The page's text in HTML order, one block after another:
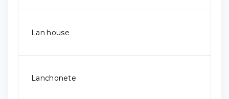
Lan house
Lanchonete